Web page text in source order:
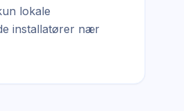
lokale
installatører nær